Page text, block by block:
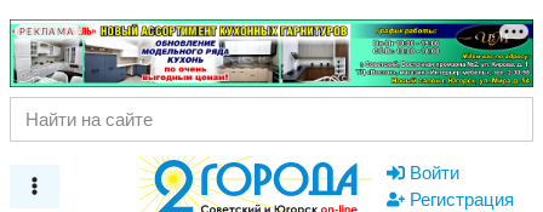
РЕКЛАМА
Войти
Регистрация